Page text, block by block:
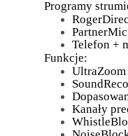
Programy
Telefon +
Funkcje:
UltraZoom
Kanały